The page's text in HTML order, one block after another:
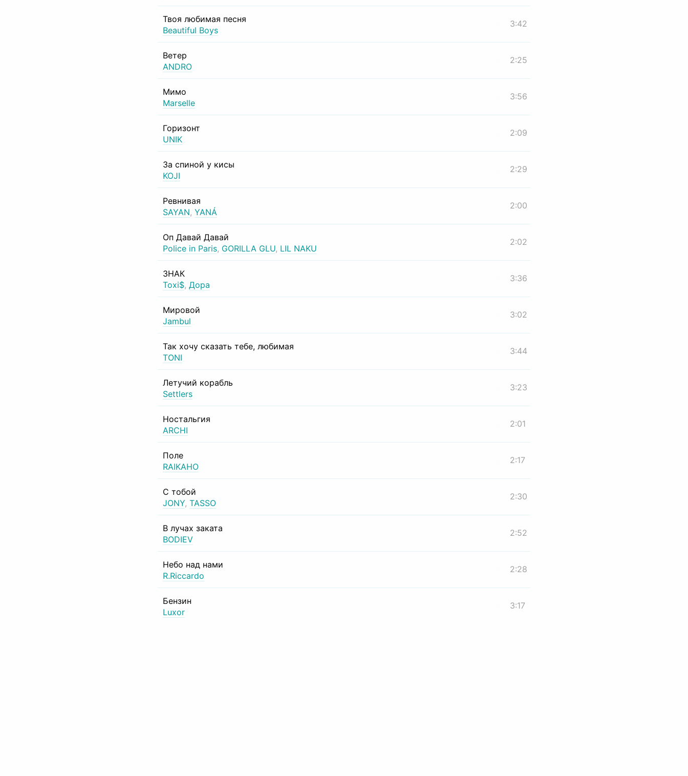
Твоя любимая песня
Beautiful Boys
3:42
Ветер
ANDRO
2:25
Мимо
Marselle
3:56
Горизонт
UNIK
2:09
За спиной у кисы
KOJI
2:29
Ревнивая
SAYAN, YANÁ
2:00
Оп Давай Давай
Police in Paris, GORILLA GLU, LIL NAKU
2:02
ЗНАК
Toxi$, Дора
3:36
Мировой
Jambul
3:02
Так хочу сказать тебе, любимая
TONI
3:44
Летучий корабль
Settlers
3:23
Ностальгия
ARCHI
2:01
Поле
RAIKAHO
2:17
С тобой
JONY, TASSO
2:30
В лучах заката
BODIEV
2:52
Небо над нами
R.Riccardo
2:28
Бензин
Luxor
3:17